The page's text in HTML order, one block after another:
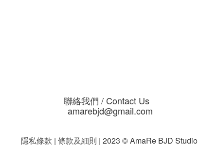
聯絡我們 / Contact Us
amarebjd@gmail.com
隱私條款 | 條款及細則 | 2023 © AmaRe BJD Studio